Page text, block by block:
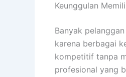
Keunggulan
Banyak
karena berbagai
kompetitif tanpa
profesional yang